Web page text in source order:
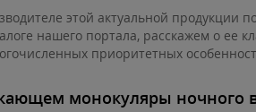
этой актуальной продукции
нашего портала, расскажем о ее
приоритетных
монокуляры ночного